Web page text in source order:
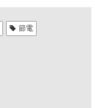
節電